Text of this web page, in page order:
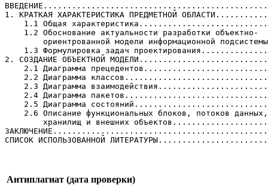
1. КРАТКАЯ ХАРАКТЕРИСТИКА ПРЕДМЕТНОЙ
1.1 Общая
1.2 Обоснование актуальности разработки объектно-
ориентрованной модели информационной
1.3 Формулировка задач
2. СОЗДАНИЕ ОБЪЕКТНОЙ
2.1 Диаграмма
2.2 Диаграмма
2.3 Диаграмма
2.4 Диаграмма
2.5 Диаграмма
2.6 Описание функциональных блоков, потоков
хранилищ и внешних
Антиплагиат (дата проверки)